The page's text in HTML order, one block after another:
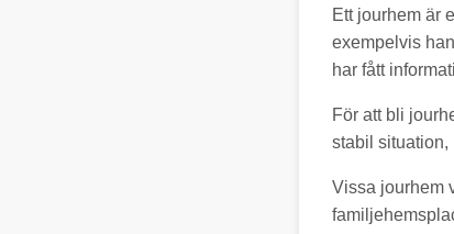
Ett jourhem är
exempelvis
har fått
För att bli
stabil situation,
Vissa jourhem